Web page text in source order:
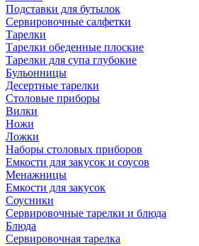
Подставки для бутылок
Сервировочные салфетки
Тарелки
Тарелки обеденные плоские
Тарелки для супа глубокие
Бульонницы
Десертные тарелки
Столовые приборы
Вилки
Ножи
Ложки
Наборы столовых приборов
Емкости для закусок и соусов
Менажницы
Емкости для закусок
Соусники
Сервировочные тарелки и блюда
Блюда
Сервировочная тарелка